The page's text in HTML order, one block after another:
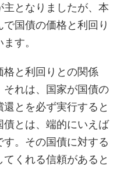
となりましたが、本
国債の価格と利回り
す。
と利回りとの関係
れは、国家が国債の
とを必ず実行すると
とは、端的にいえば
。その国債に対する
くれる信頼があると